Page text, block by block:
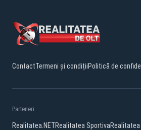
ContactTermeni și condițiiPolitică de
Parteneri:
Realitatea.NETRealitatea Sportiva